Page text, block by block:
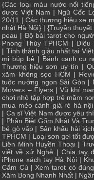
{Các loại màu nước nổi
dược Việt Nam | Ngũ Cốc
20/11 | Các thương hiệu xe
nhật Hà Nội} | {Truyền thuyết
peau | Bộ bài tarot cho
Phong Thủy TPHCM |Điêu
| Tỉnh thành giàu nhất tại
mi búp bê | Bánh canh cu
Thương hiệu sơn uy tín |
xăm không sẹo HCM |
tuộc nướng ngon Sài Gòn |
Movers – Flyers| Vũ khí
chơi nhỏ tập hợp trẻ mầm
mua mèo cảnh giá rẻ hà nội
| Ca sĩ Việt Nam được yêu
| Phân Biệt Gốm Nhật Và
bé gò vấp | Sân khấu hài
TPHCM | Loại sơn gel tốt
Liên Minh Huyền Thoại|
viết về xứ Nghệ | Chia tay
iPhone xách tay Hà Nội|
Cẩm Cù |Xem tarot có
Xăm Bong Nhanh Nhất |